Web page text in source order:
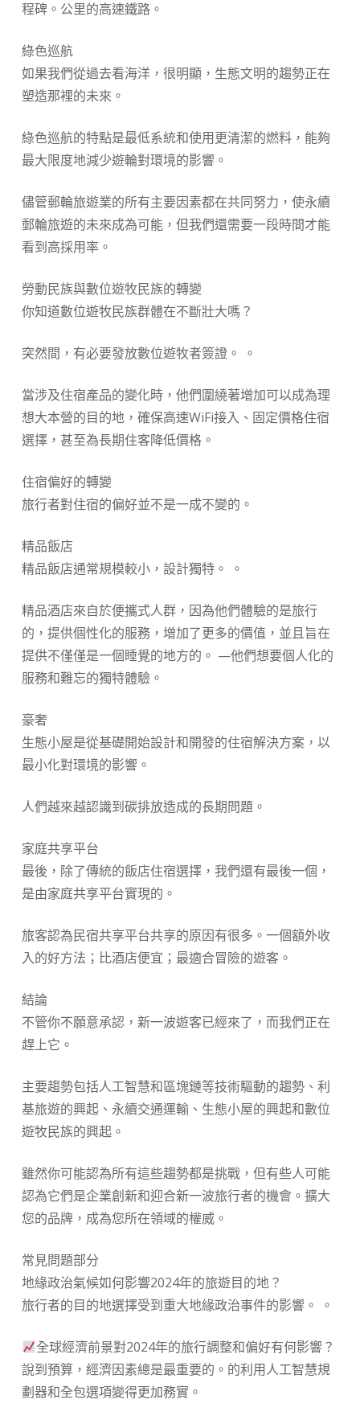
程碑。公里的高速鐵路。
綠色巡航
如果我們從過去看海洋，很明顯，生態文明的趨勢正在
塑造那裡的未來。
綠色巡航的特點是最低系統和使用更清潔的燃料，能夠
最大限度地減少遊輪對環境的影響。
儘管郵輪旅遊業的所有主要因素都在共同努力，使永續
郵輪旅遊的未來成為可能，但我們還需要一段時間才能
看到高採用率。
勞動民族與數位遊牧民族的轉變
你知道數位遊牧民族群體在不斷壯大嗎？
突然間，有必要發放數位遊牧者簽證。 。
當涉及住宿產品的變化時，他們圍繞著增加可以成為理
想大本營的目的地，確保高速WiFi接入、固定價格住宿
選擇，甚至為長期住客降低價格。
住宿偏好的轉變
旅行者對住宿的偏好並不是一成不變的。
精品飯店
精品飯店通常規模較小，設計獨特。 。
精品酒店來自於便攜式人群，因為他們體驗的是旅行
的，提供個性化的服務，增加了更多的價值，並且旨在
提供不僅僅是一個睡覺的地方的。 —他們想要個人化的
服務和難忘的獨特體驗。
豪奢
生態小屋是從基礎開始設計和開發的住宿解決方案，以
最小化對環境的影響。
人們越來越認識到碳排放造成的長期問題。
家庭共享平台
最後，除了傳統的飯店住宿選擇，我們還有最後一個，
是由家庭共享平台實現的。
旅客認為民宿共享平台共享的原因有很多。一個額外收
入的好方法；比酒店便宜；最適合冒險的遊客。
結論
不管你不願意承認，新一波遊客已經來了，而我們正在
趕上它。
主要趨勢包括人工智慧和區塊鏈等技術驅動的趨勢、利
基旅遊的興起、永續交通運輸、生態小屋的興起和數位
遊牧民族的興起。
雖然你可能認為所有這些趨勢都是挑戰，但有些人可能
認為它們是企業創新和迎合新一波旅行者的機會。擴大
您的品牌，成為您所在領域的權威。
常見問題部分
️地緣政治氣候如何影響2024年的旅遊目的地？
旅行者的目的地選擇受到重大地緣政治事件的影響。 。
全球經濟前景對2024年的旅行調整和偏好有何影響？
說到預算，經濟因素總是最重要的。的利用人工智慧規
劃器和全包選項變得更加務實。